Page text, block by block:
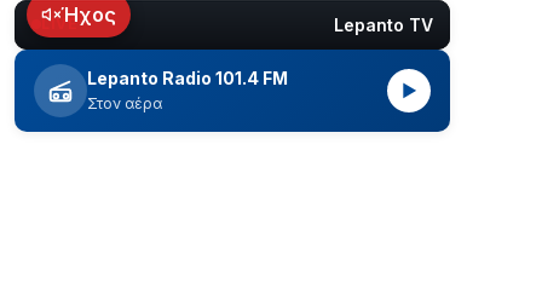
LIVE Lepanto TV
Ήχος
Lepanto Radio 101.4 FM
Στον αέρα
▶